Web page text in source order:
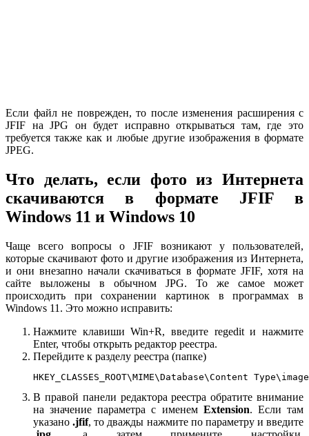
Если файл не поврежден, то после изменения расширения с
JFIF на JPG он будет исправно открываться там, где это
требуется также как и любые другие изображения в формате
JPEG.
Что делать, если фото из Интернета
скачиваются в формате JFIF в
Windows 11 и Windows 10
Чаще всего вопросы о JFIF возникают у пользователей,
которые скачивают фото и другие изображения из Интернета,
и они внезапно начали скачиваться в формате JFIF, хотя на
сайте выложены в обычном JPG. То же самое может
происходить при сохранении картинок в программах в
Windows 11. Это можно исправить:
Нажмите клавиши Win+R, введите regedit и нажмите
Enter, чтобы открыть редактор реестра.
Перейдите к разделу реестра (папке)
HKEY_CLASSES_ROOT\MIME\Database\Content
В правой панели редактора реестра обратите внимание
на значение параметра с именем Extension. Если там
указано.jfif, то дважды нажмите по параметру и введите